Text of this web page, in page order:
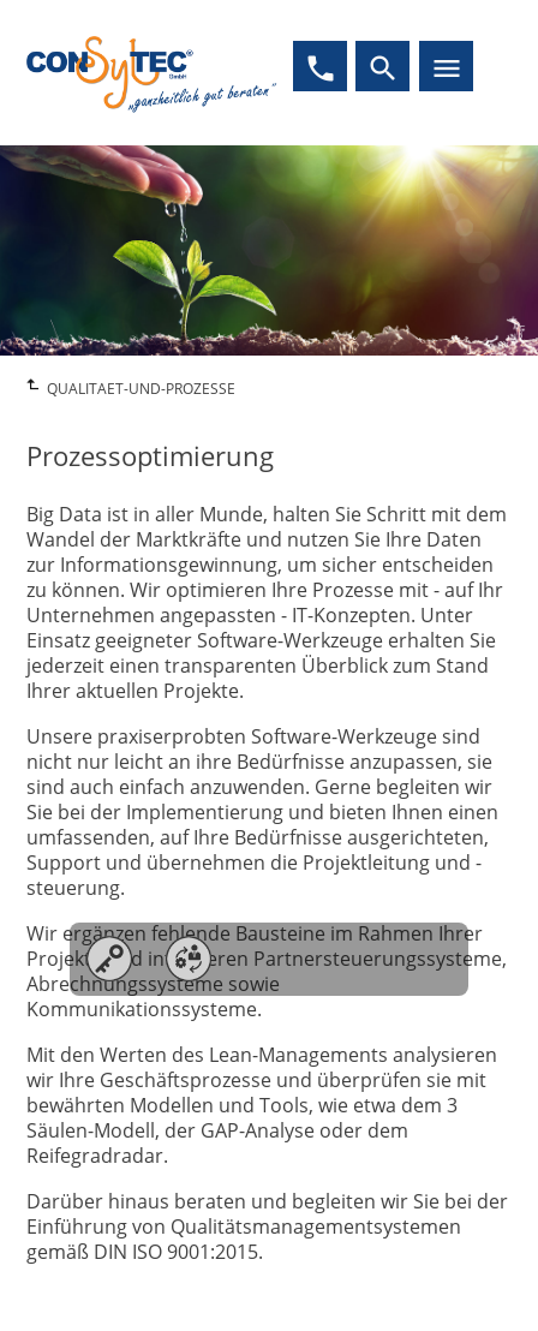
phone search menu
QUALITAET-UND-PROZESSE
Prozessoptimierung
Big Data ist in aller Munde, halten Sie Schritt mit dem
Wandel der Marktkräfte und nutzen Sie Ihre Daten
zur Informationsgewinnung, um sicher entscheiden
zu können. Wir optimieren Ihre Prozesse mit - auf Ihr
Unternehmen angepassten - IT-Konzepten. Unter
Einsatz geeigneter Software-Werkzeuge erhalten Sie
jederzeit einen transparenten Überblick zum Stand
Ihrer aktuellen Projekte.
Unsere praxiserprobten Software-Werkzeuge sind
nicht nur leicht an ihre Bedürfnisse anzupassen, sie
sind auch einfach anzuwenden. Gerne begleiten wir
Sie bei der Implementierung und bieten Ihnen einen
umfassenden, auf Ihre Bedürfnisse ausgerichteten,
Support und übernehmen die Projektleitung und -
steuerung.
Wir ergänzen fehlende Bausteine im Rahmen Ihrer
Projekte und integrieren Partnersteuerungssysteme,
Abrechnungssysteme sowie
Kommunikationssysteme.
Mit den Werten des Lean-Managements analysieren
wir Ihre Geschäftsprozesse und überprüfen sie mit
bewährten Modellen und Tools, wie etwa dem 3
Säulen-Modell, der GAP-Analyse oder dem
Reifegradradar.
Darüber hinaus beraten und begleiten wir Sie bei der
Einführung von Qualitätsmanagementsystemen
gemäß DIN ISO 9001:2015.